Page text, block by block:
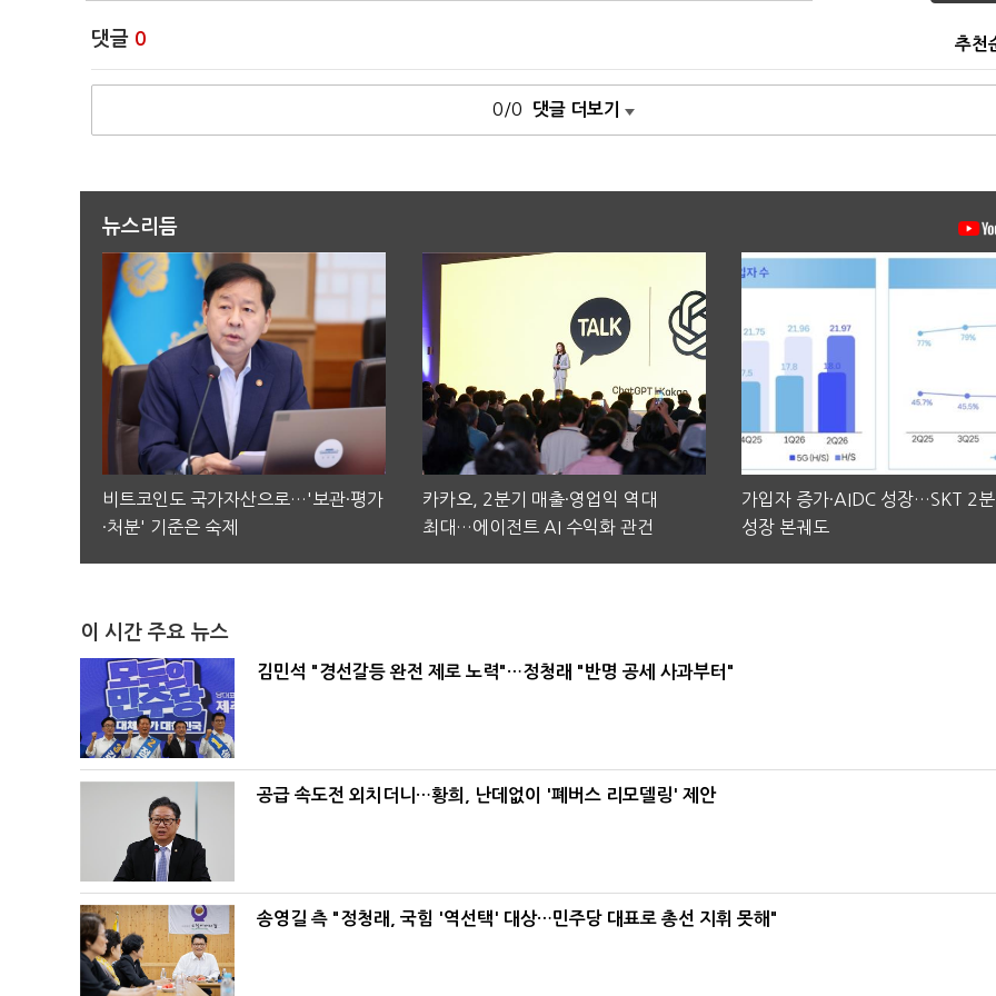
댓글 0 추천
0/0 댓글 더보기
뉴스리듬
비트코인도 국가자산으로…'보관·평가
·처분' 기준은 숙제
카카오, 2분기 매출·영업익 역대
최대…에이전트 AI 수익화 관건
가입자 증가·AIDC 성장…SKT 2
성장 본궤도
이 시간 주요 뉴스
김민석 "경선갈등 완전 제로 노력"…정청래 "반명 공세 사과부터"
공급 속도전 외치더니…황희, 난데없이 '폐버스 리모델링' 제안
송영길 측 "정청래, 국힘 '역선택' 대상…민주당 대표로 총선 지휘 못해"